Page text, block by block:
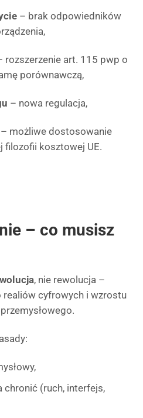
– brak odpowiedników
rozszerzenie art. 115 pwp o
porównawczą,
– nowa regulacja,
– możliwe dostosowanie
filozofii kosztowej UE.
– co musisz
, nie rewolucja –
cyfrowych i wzrostu
chronić (ruch, interfejs,